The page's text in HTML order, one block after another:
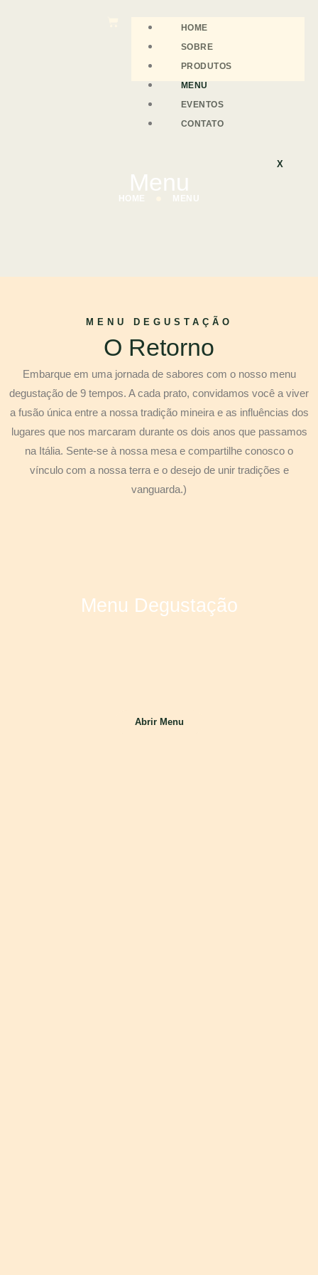
HOME
SOBRE
PRODUTOS
MENU
EVENTOS
CONTATO
X
Menu
HOME MENU
MENU DEGUSTAÇÃO
O Retorno
Embarque em uma jornada de sabores com o nosso menu
degustação de 9 tempos. A cada prato, convidamos você a viver
a fusão única entre a nossa tradição mineira e as influências dos
lugares que nos marcaram durante os dois anos que passamos
na Itália. Sente-se à nossa mesa e compartilhe conosco o
vínculo com a nossa terra e o desejo de unir tradições e
vanguarda.)
Menu Degustação
Abrir Menu